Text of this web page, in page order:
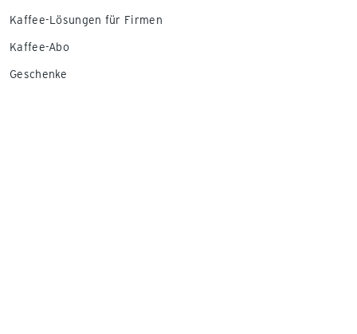
Kaffee-Lösungen für Firmen
Kaffee-Abo
Geschenke